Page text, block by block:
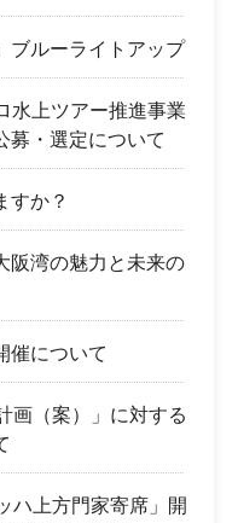
ブルーライトアップ
水上ツアー推進事業
募・選定について
すか？
阪湾の魅力と未来の
催について
画（案）」に対する
ハ上方門家寄席」開